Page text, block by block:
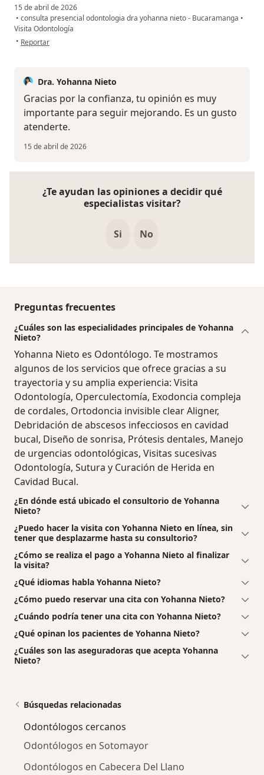
15 de abril de 2026
• consulta presencial odontologia dra yohanna nieto - Bucaramanga •
Visita Odontología
• en opinión del usuario Alix Salamanca
Reportar
Dra. Yohanna Nieto
Gracias por la confianza, tu opinión es muy
importante para seguir mejorando. Es un gusto
atenderte.
15 de abril de 2026
¿Te ayudan las opiniones a decidir qué
especialistas visitar?
Si No
Preguntas frecuentes
¿Cuáles son las especialidades principales de Yohanna
Nieto?
Yohanna Nieto es Odontólogo. Te mostramos
algunos de los servicios que ofrece gracias a su
trayectoria y su amplia experiencia: Visita
Odontología, Operculectomía, Exodoncia compleja
de cordales, Ortodoncia invisible clear Aligner,
Debridación de abscesos infecciosos en cavidad
bucal, Diseño de sonrisa, Prótesis dentales, Manejo
de urgencias odontológicas, Visitas sucesivas
Odontología, Sutura y Curación de Herida en
Cavidad Bucal.
¿En dónde está ubicado el consultorio de Yohanna
Nieto?
¿Puedo hacer la visita con Yohanna Nieto en línea, sin
tener que desplazarme hasta su consultorio?
¿Cómo se realiza el pago a Yohanna Nieto al finalizar
la visita?
¿Qué idiomas habla Yohanna Nieto?
¿Cómo puedo reservar una cita con Yohanna Nieto?
¿Cuándo podría tener una cita con Yohanna Nieto?
¿Qué opinan los pacientes de Yohanna Nieto?
¿Cuáles son las aseguradoras que acepta Yohanna
Nieto?
Búsquedas relacionadas
Odontólogos cercanos
Odontólogos en Sotomayor
Odontólogos en Cabecera Del Llano